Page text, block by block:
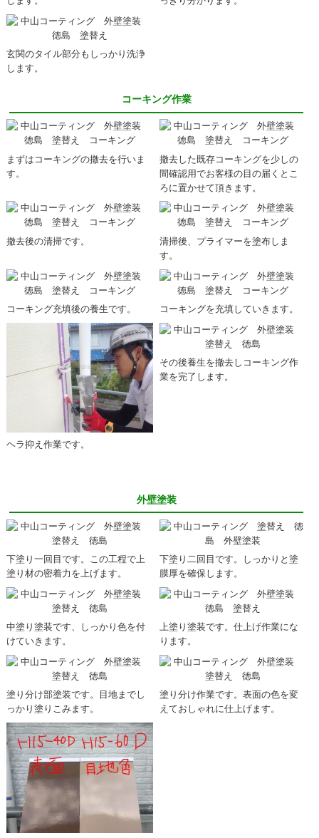
玄関のタイル部分もしっかり洗浄
します。
コーキング作業
まずはコーキングの撤去を行いま
す。
撤去した既存コーキングを少しの
間確認用でお客様の目の届くとこ
ろに置かせて頂きます。
撤去後の清掃です。
清掃後、プライマーを塗布しま
す。
コーキング充填後の養生です。 コーキングを充填していきます。
ヘラ抑え作業です。
その後養生を撤去しコーキング作
業を完了します。
外壁塗装
下塗り一回目です。この工程で上
塗り材の密着力を上げます。
下塗り二回目です。しっかりと塗
膜厚を確保します。
中塗り塗装です、しっかり色を付
けていきます。
上塗り塗装です。仕上げ作業にな
ります。
塗り分け部塗装です。目地までし
っかり塗りこみます。
塗り分け作業です。表面の色を変
えておしゃれに仕上げます。